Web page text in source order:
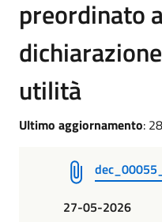
preordinato
utilità
Ultimo aggiornamento:
27-05-2026